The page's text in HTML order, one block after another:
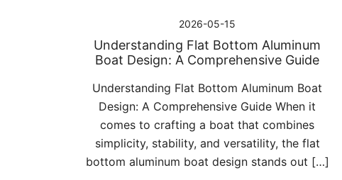
2026-05-15
Understanding Flat Bottom Aluminum
Boat Design: A Comprehensive Guide
Understanding Flat Bottom Aluminum Boat
Design: A Comprehensive Guide When it
comes to crafting a boat that combines
simplicity, stability, and versatility, the flat
bottom aluminum boat design stands out […]